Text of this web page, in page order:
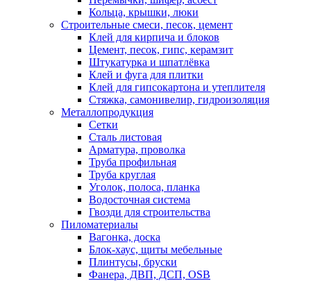
Кольца, крышки, люки
Строительные смеси, песок, цемент
Клей для кирпича и блоков
Цемент, песок, гипс, керамзит
Штукатурка и шпатлёвка
Клей и фуга для плитки
Клей для гипсокартона и утеплителя
Стяжка, самонивелир, гидроизоляция
Металлопродукция
Сетки
Сталь листовая
Арматура, проволка
Труба профильная
Труба круглая
Уголок, полоса, планка
Водосточная система
Гвозди для строительства
Пиломатериалы
Вагонка, доска
Блок-хаус, щиты мебельные
Плинтусы, бруски
Фанера, ДВП, ДСП, OSB